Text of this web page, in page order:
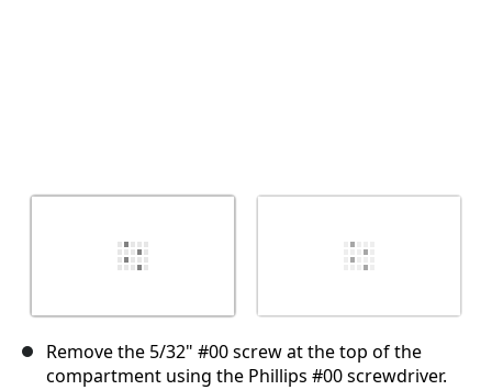
Remove the 5/32" #00 screw at the top of the
compartment using the Phillips #00 screwdriver.